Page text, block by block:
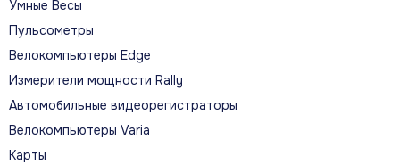
КЛЮЧЕВЫЕ СЦЕНАРИИ
Главное в реальной
эксплуатации
Умные Весы
Пульсометры
Велокомпьютеры Edge
Измерители мощности Rally
Автомобильные видеорегистраторы
Велокомпьютеры Varia
Карты